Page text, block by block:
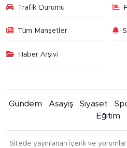
Trafik Durumu
Tüm Manşetler
Haber Arşivi
Gündem Asayiş Siyaset
Eğitim
Sitede yayınlanan içerik ve